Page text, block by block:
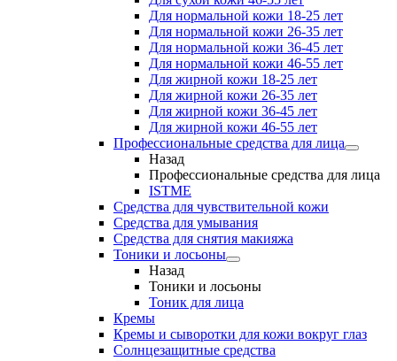
Для нормальной кожи 18-25 лет
Для нормальной кожи 26-35 лет
Для нормальной кожи 36-45 лет
Для нормальной кожи 46-55 лет
Для жирной кожи 18-25 лет
Для жирной кожи 26-35 лет
Для жирной кожи 36-45 лет
Для жирной кожи 46-55 лет
Профессиональные средства для лица
Назад
Профессиональные средства для лица
ISTME
Средства для чувствительной кожи
Средства для умывания
Средства для снятия макияжа
Тоники и лосьоны
Назад
Тоники и лосьоны
Тоник для лица
Кремы
Кремы и сыворотки для кожи вокруг глаз
Солнцезащитные средства